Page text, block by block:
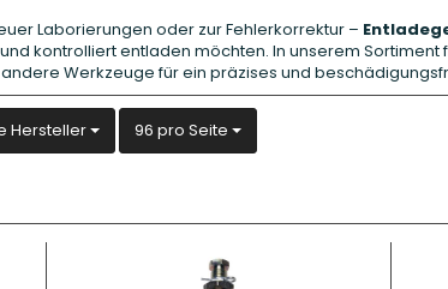
Laborierungen oder zur Fehlerkorrektur –
kontrolliert entladen möchten. In unserem Sortiment
Werkzeuge für ein präzises und
Hersteller 96 pro Seite
pro Seite